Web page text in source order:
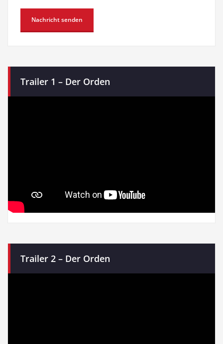
Trailer 1 – Der Orden
Trailer 2 – Der Orden